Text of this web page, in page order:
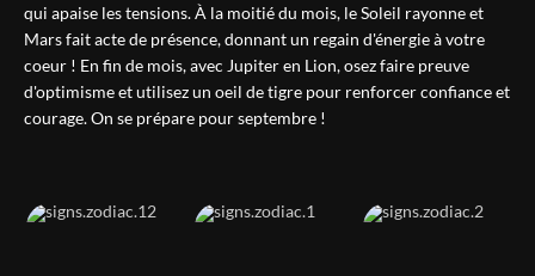
qui apaise les tensions. À la moitié du mois, le Soleil rayonne et
Mars fait acte de présence, donnant un regain d'énergie à votre
coeur ! En fin de mois, avec Jupiter en Lion, osez faire preuve
d'optimisme et utilisez un oeil de tigre pour renforcer confiance et
courage. On se prépare pour septembre !